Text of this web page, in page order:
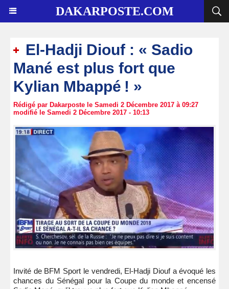
DAKARPOSTE.COM
El-Hadji Diouf : « Sadio
Mané est plus fort que
Kylian Mbappé ! »
Rédigé par Dakarposte le Samedi 2 Décembre 2017 à 09:27
modifié le Samedi 2 Décembre 2017 - 10:13
Invité de BFM Sport le vendredi, El-Hadji Diouf a évoqué les
chances du Sénégal pour la Coupe du monde et encensé